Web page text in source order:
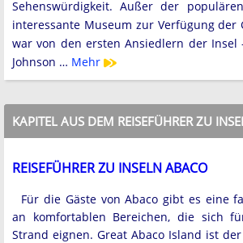
Sehenswürdigkeit. Außer der
interessante Museum zur Verfügung der
war von den ersten Ansiedlern der Insel
Johnson … Mehr
KAPITEL AUS DEM REISEFÜHRER ZU
REISEFÜHRER ZU INSELN ABACO
Für die Gäste von Abaco gibt es eine
an komfortablen Bereichen, die sich
Strand eignen. Great Abaco Island ist